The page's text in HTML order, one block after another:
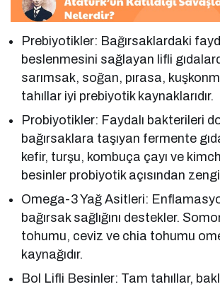
Prebiyotikler: Bağırsaklardaki
beslenmesini sağlayan lifli
sarımsak, soğan, pırasa,
tahıllar iyi prebiyotik kaynaklarıdır.
Probiyotikler: Faydalı bakterileri
bağırsaklara taşıyan fermente
kefir, turşu, kombuça çayı ve
besinler probiyotik açısından
Omega-3 Yağ Asitleri:
bağırsak sağlığını destekler.
tohumu, ceviz ve chia tohumu
kaynağıdır.
Bol Lifli Besinler: Tam tahıllar,